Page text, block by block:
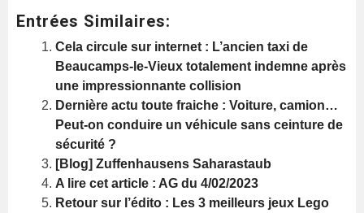
Entrées Similaires:
Cela circule sur internet : L’ancien taxi de
Beaucamps-le-Vieux totalement indemne après
une impressionnante collision
Dernière actu toute fraiche : Voiture, camion…
Peut-on conduire un véhicule sans ceinture de
sécurité ?
[Blog] Zuffenhausens Saharastaub
A lire cet article : AG du 4/02/2023
Retour sur l’édito : Les 3 meilleurs jeux Lego